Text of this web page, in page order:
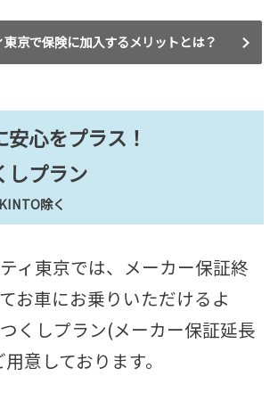
東京で保険に加入するメリットとは？
心をプラス！
しプラン
除く
ィ東京では、メーカー保証終
お車にお乗りいただけるよ
くしプラン(メーカー保証延長
意しております。